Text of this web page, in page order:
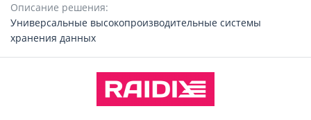
Описание решения:
Универсальные высокопроизводительные системы
хранения данных